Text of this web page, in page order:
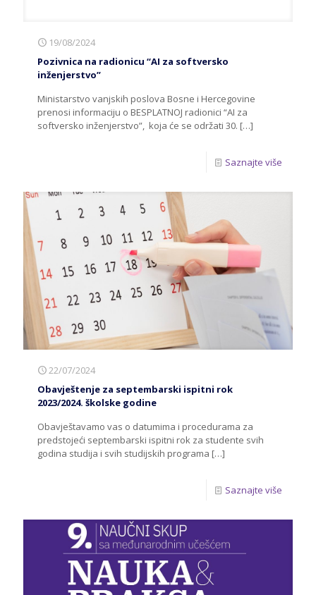
19/08/2024
Pozivnica na radionicu “AI za softversko
inženjerstvo”
Ministarstvo vanjskih poslova Bosne i Hercegovine
prenosi informaciju o BESPLATNOJ radionici “AI za
softversko inženjerstvo”, koja će se održati 30. […]
Saznajte više
22/07/2024
Obavještenje za septembarski ispitni rok
2023/2024. školske godine
Obavještavamo vas o datumima i procedurama za
predstojeći septembarski ispitni rok za studente svih
godina studija i svih studijskih programa […]
Saznajte više